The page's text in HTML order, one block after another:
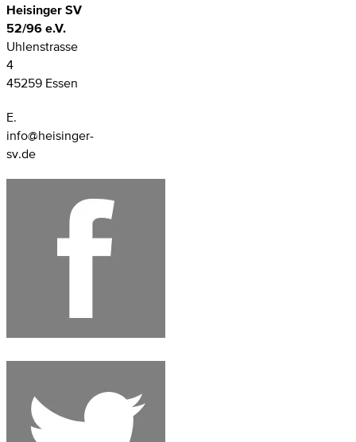
Heisinger SV
52/96 e.V.
Uhlenstrasse
4
45259 Essen
E.
info@heisinger-
sv.de